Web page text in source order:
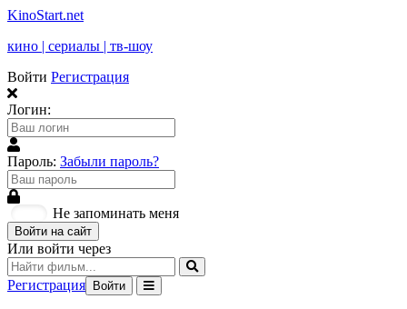
KinoStart.net
кино | сериалы | тв-шоу
Войти Регистрация
Логин:
Пароль: Забыли пароль?
Не запоминать меня
Войти на сайт
Или войти через
Регистрация Войти